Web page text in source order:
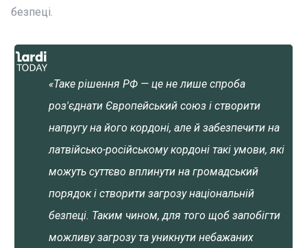
безпеці.
«Таке рішення РФ — це не лише спроба
роз'єднати Європейський союз і створити
напругу на його кордоні, але й забезпечити на
латвійсько-російському кордоні такі умови, які
можуть суттєво вплинути на громадський
порядок і створити загрозу національній
безпеці. Таким чином, для того щоб запобігти
можливу загрозу та уникнути небажаних